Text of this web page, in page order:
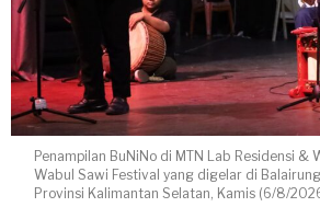
Penampilan BuNiNo di MTN Lab Residensi &
Wabul Sawi Festival yang digelar di
Provinsi Kalimantan Selatan, Kamis (6/8/